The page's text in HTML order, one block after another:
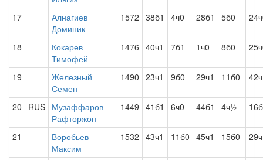
17
Алнагиев
Доминик
1572 38б1 4ч0 28б1 5б0
18
Кокарев
Тимофей
1476 40ч1 7б1 1ч0 8б0
19
Железный
Семен
1490 23ч1 9б0 29ч1 11б0
20 RUS Музаффаров
Рафторжон
1449 41б1 6ч0 44б1 4ч½
21
Воробьев
Максим
1532 43ч1 11б0 45ч1 15б0